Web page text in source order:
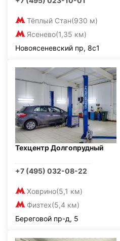
Тёплый Стан(930 м)
Ясенево(1,35 км)
Новоясеневский пр, 8с1
Техцентр Долгопрудный
+7 (495) 032-08-22
Ховрино(5,1 км)
Физтех(5,4 км)
Береговой пр-д, 5